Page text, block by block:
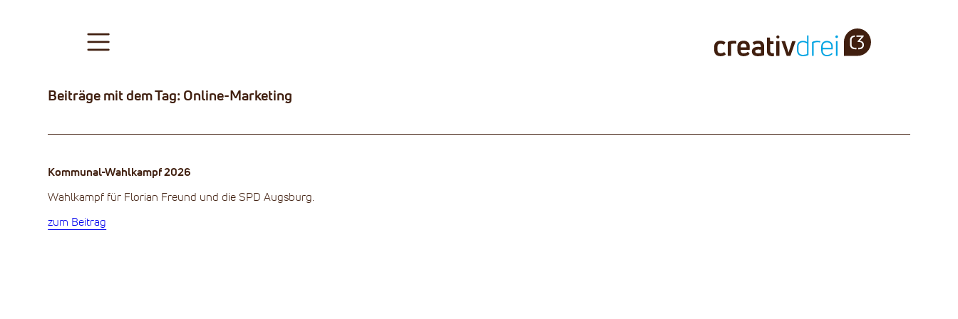
Beiträge mit dem Tag: Online-Marketing
Kommunal-Wahlkampf 2026
Wahlkampf für Florian Freund und die SPD Augsburg.
zum Beitrag
impressum